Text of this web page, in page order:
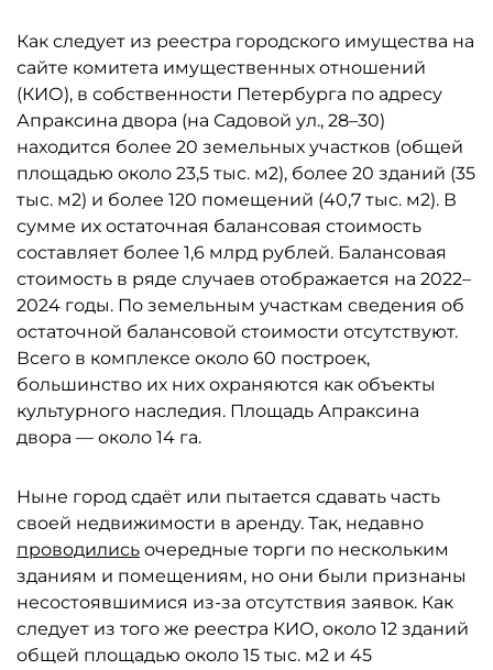
Как следует из реестра городского имущества на
сайте комитета имущественных отношений
(КИО), в собственности Петербурга по адресу
Апраксина двора (на Садовой ул., 28–30)
находится более 20 земельных участков (общей
площадью около 23,5 тыс. м2), более 20 зданий (35
тыс. м2) и более 120 помещений (40,7 тыс. м2). В
сумме их остаточная балансовая стоимость
составляет более 1,6 млрд рублей. Балансовая
стоимость в ряде случаев отображается на 2022–
2024 годы. По земельным участкам сведения об
остаточной балансовой стоимости отсутствуют.
Всего в комплексе около 60 построек,
большинство их них охраняются как объекты
культурного наследия. Площадь Апраксина
двора — около 14 га.
Ныне город сдаёт или пытается сдавать часть
своей недвижимости в аренду. Так, недавно
проводились очередные торги по нескольким
зданиям и помещениям, но они были признаны
несостоявшимися из-за отсутствия заявок. Как
следует из того же реестра КИО, около 12 зданий
общей площадью около 15 тыс. м2 и 45